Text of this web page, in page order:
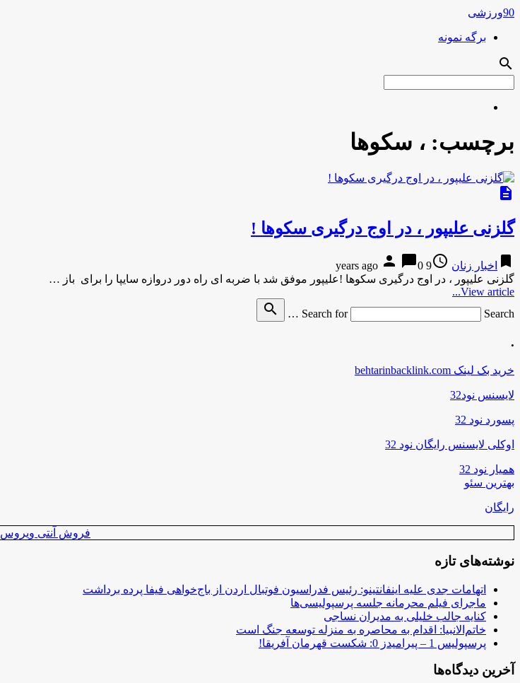
90ورزشی
برگه نمونه
search
برچسب: ، سکوها
description
گلزنی علیپور ، در اوج درگیری سکوها !
bookmark اخبار زنان access_time
9 years ago
person chat_bubble0
گلزنی علیپور ، در اوج درگیری سکوها !علیپور موفق شد با ضربه اى راه دور دروازه سایپا را براى باز …
View article...
Search for
Search …
search
.
خرید بک لینک behtarinbacklink.com
لایسنس نود32
پسورد نود 32
اوکلی لایسنس رایگان نود 32
همیار نود 32
بهترین سئو
رایگان
فروش آنتی ویروس
نوشته‌های تازه
اتهامات جدی علیه اینفانتینو: رئیس فدراسیون فوتبال اردن از باج‌خواهی فیفا پرده برداشت
ماجرای فیلم محرمانه جلسه پرسپولیسی‌ها
کنایه جالب خلیلی به مدیران نساجی
خاتم‌الانبیا: اقدام به محاصره به منزله توسعه جنگ است
پرسپولیس 1 – پیرامیدز 0: شکست قهرمان آفریقا!
آخرین دیدگاه‌ها